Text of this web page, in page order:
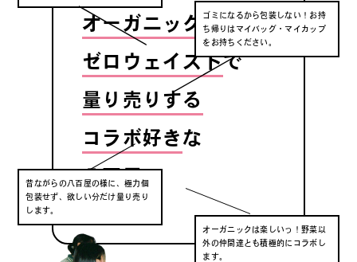
オーガニック で
ゼロウェイストで
量り売りする
コラボ好き な
八百屋
ゴミになるから包装しない！お持
ち帰りはマイバッグ・マイカップ
をお持ちください。
昔ながらの八百屋の様に、極力個
包装せず、欲しい分だけ量り売り
します。
オーガニックは楽しいっ！野菜以
外の仲間達とも積極的にコラボし
ます。